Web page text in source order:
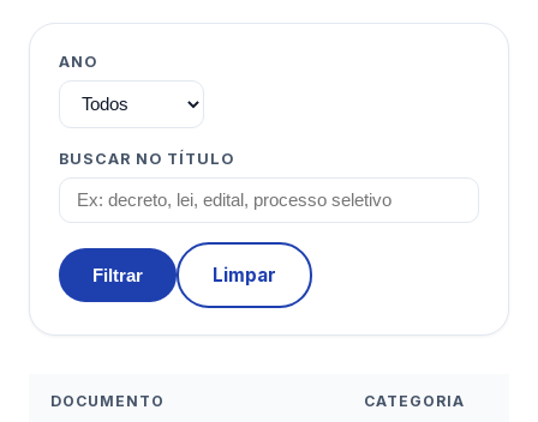
ANO
BUSCAR NO TÍTULO
Filtrar Limpar
DOCUMENTO CATEGORIA